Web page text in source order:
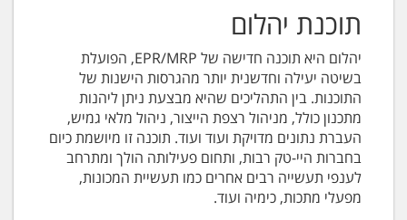
תוכנת יהלום
יהלום היא תוכנה חדישה של EPR/MRP, הפועלת
בשיטה יעילה וחדשנית יותר מהגרסות הישנות של
התוכנות. בין התהליכים שהיא מבצעת ניתן ליהנות
מתכנון כולל, מניהול רצפת הייצור, ניהול מלאי גמיש,
העברת נתונים מדויקת ועוד ועוד. תוכנה זו מיושמת כיום
בחברות היי-טק רבות, ותחום פעילותה הולך ומתרחב
לענפי תעשייה רבים אחרים כמו תעשיית המכונות,
מפעלי מתכות, כימיה ועוד.